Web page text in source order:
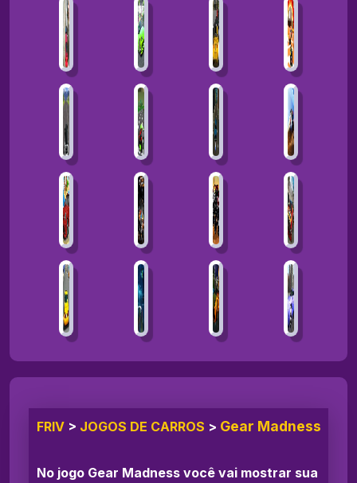
FRIV > JOGOS DE CARROS > Gear Madness
No jogo Gear Madness você vai mostrar sua